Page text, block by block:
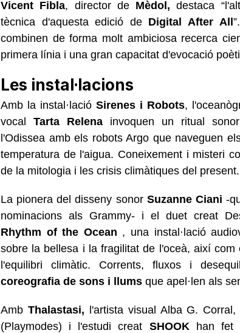
Vicent Fibla, director de Mèdol, destaca
tècnica d'aquesta edició de Digital After All
combinen de forma molt ambiciosa recerca
primera línia i una gran capacitat d'evocació
Les instal·lacions
Amb la instal·lacióSirenes i Robots,
vocal Tarta Relenainvoquen un ritual
l'Odissea amb els robots Argo que naveguen
temperatura de l'aigua. Coneixement i misteri
de la mitologia i les crisis climàtiques del present.
La pionera del disseny sonor Suzanne Ciani -
nominacions als Grammy- i el duet creat
Rhythm of the Ocean , una instal·lació
sobre la bellesa i la fragilitat de l'oceà, així
l'equilibri climàtic. Corrents, fluxos i
coreografia de sons i llums que apel·len als
Amb Thalastasi, l'artista visual Alba G.
(Playmodes) i l'estudi creat SHOOK han fet